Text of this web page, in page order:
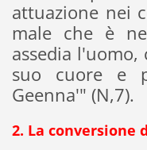
attuazione nei
male che è
assedia
suo cuore e
Geenna'" (N,7).
2. La conversione